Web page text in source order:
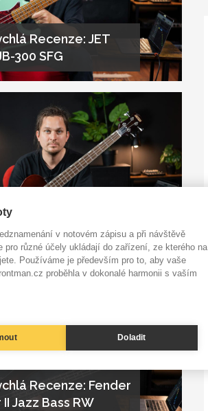
Recenze: JET
300 SFG
Jet Club
Recenze: Fender
Jazz Bass RW
v notovém zápisu a při návštěvě
pro různé účely ukládají do zařízení, ze kterého na
Používáme je především pro to, aby vaše
proběhla v dokonalé harmonii s vaším
Doladit